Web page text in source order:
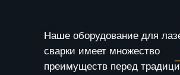
Наше оборудование для
сварки имеет множество
преимуществ перед